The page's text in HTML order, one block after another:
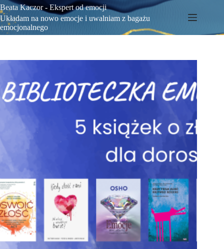
Beata Kaczor - Ekspert od emocji
Układam na nowo emocje i uwalniam z bagażu
emocjonalnego